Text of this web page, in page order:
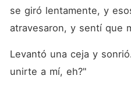
se giró lentamente, y
atravesaron, y sentí que
Levantó una ceja y
unirte a mí, eh?"